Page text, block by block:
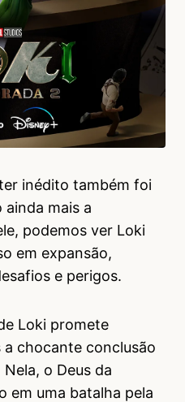
inédito também foi
mais a
podemos ver Loki
em expansão,
e perigos.
Loki promete
chocante conclusão
o Deus da
em uma batalha pela